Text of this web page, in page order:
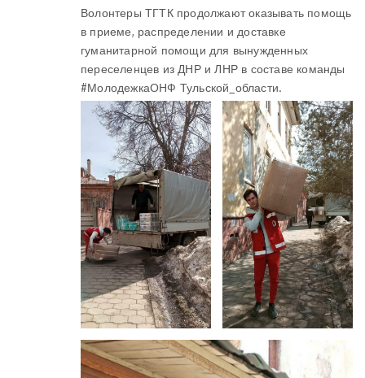
Волонтеры ТГТК продолжают оказывать помощь
в приеме, распределении и доставке
гуманитарной помощи для вынужденных
переселенцев из ДНР и ЛНР в составе команды
#МолодежкаОНФ Тульской_области.